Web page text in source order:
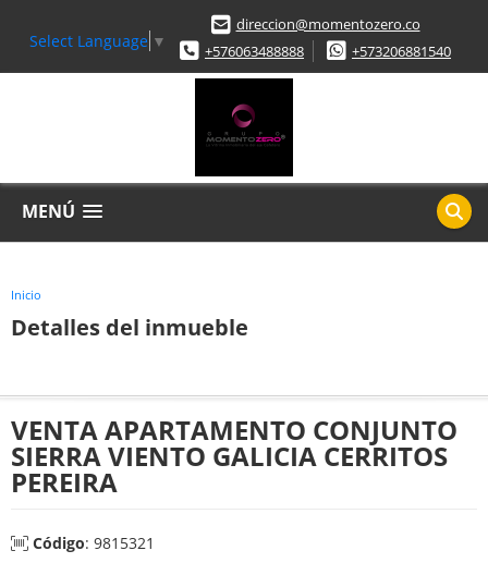
Select Language ▼
direccion@momentozero.co
+576063488888
+573206881540
MENÚ
Inicio
Detalles del inmueble
VENTA APARTAMENTO CONJUNTO
SIERRA VIENTO GALICIA CERRITOS
PEREIRA
Código: 9815321